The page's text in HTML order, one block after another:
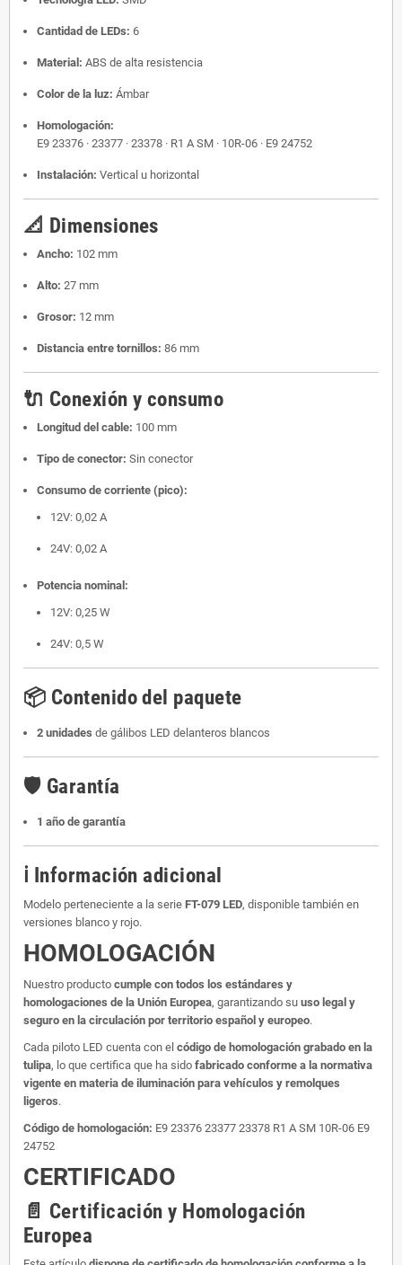
Cantidad de LEDs: 6
Material: ABS de alta resistencia
Color de la luz: Ámbar
Homologación:
E9 23376 · 23377 · 23378 · R1 A SM · 10R-06 · E9 24752
Instalación: Vertical u horizontal
📐 Dimensiones
Ancho: 102 mm
Alto: 27 mm
Grosor: 12 mm
Distancia entre tornillos: 86 mm
🔌 Conexión y consumo
Longitud del cable: 100 mm
Tipo de conector: Sin conector
Consumo de corriente (pico):
12V: 0,02 A
24V: 0,02 A
Potencia nominal:
12V: 0,25 W
24V: 0,5 W
📦 Contenido del paquete
2 unidades de gálibos LED delanteros blancos
🛡️ Garantía
1 año de garantía
ℹ️ Información adicional
Modelo perteneciente a la serie FT-079 LED, disponible también en
versiones blanco y rojo.
HOMOLOGACIÓN
Nuestro producto cumple con todos los estándares y
homologaciones de la Unión Europea, garantizando su uso legal y
seguro en la circulación por territorio español y europeo.
Cada piloto LED cuenta con el código de homologación grabado en la
tulipa, lo que certifica que ha sido fabricado conforme a la normativa
vigente en materia de iluminación para vehículos y remolques
ligeros.
Código de homologación: E9 23376 23377 23378 R1 A SM 10R-06 E9
24752
CERTIFICADO
📄 Certificación y Homologación
Europea